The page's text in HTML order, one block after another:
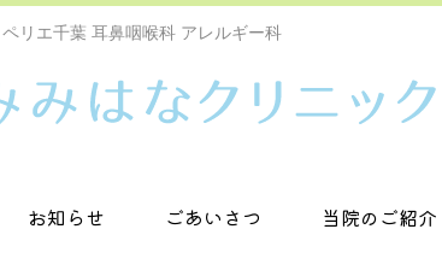
リエ千葉 耳鼻咽喉科 アレルギー科
お知らせ ごあいさつ 当院のご紹介